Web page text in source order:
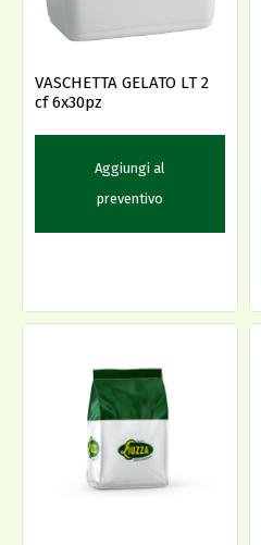
VASCHETTA GELATO LT 2
cf 6x30pz
Aggiungi al
preventivo